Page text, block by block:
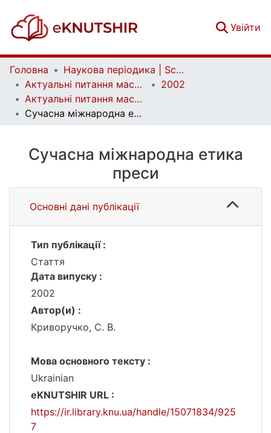
Увійти
Головна
Наукова періодика | Scientific periodicals
Актуальні питання масової комунікації | Current Issues of Mass Communication
2002
Актуальні питання масової комунікації. Вип. 3, ч. 2
Сучасна міжнародна етика преси
Сучасна міжнародна етика
преси
Основні дані публікації
Тип публікації :
Стаття
Дата випуску :
2002
Автор(и) :
Криворучко, С. В.
Мова основного тексту :
Ukrainian
eKNUTSHIR URL :
https://ir.library.knu.ua/handle/15071834/925
7